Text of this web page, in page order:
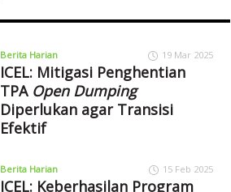
Berita Harian 19 Mar 2025
ICEL: Mitigasi Penghentian
TPA Open Dumping
Diperlukan agar Transisi
Efektif
Berita Harian 15 Feb 2025
ICEL: Keberhasilan Program